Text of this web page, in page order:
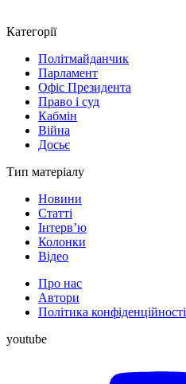
Категорії
Політмайданчик
Парламент
Офіс Президента
Право і суд
Кабмін
Війна
Досьє
Тип матеріалу
Новини
Статті
Інтерв’ю
Колонки
Відео
Про нас
Автори
Політика конфіденційності
youtube